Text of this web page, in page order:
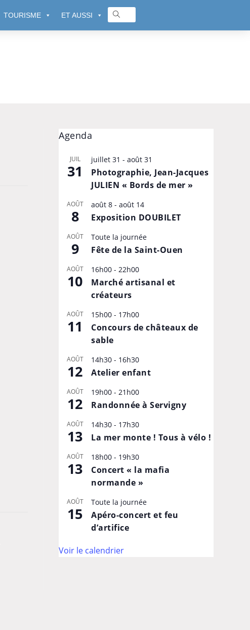
TOURISME ET AUSSI
Agenda
JUIL
31
juillet 31 - août 31
Photographie, Jean-Jacques
JULIEN « Bords de mer »
AOÛT
8
août 8 - août 14
Exposition DOUBILET
AOÛT
9
Toute la journée
Fête de la Saint-Ouen
AOÛT
10
16h00 - 22h00
Marché artisanal et
créateurs
AOÛT
11
15h00 - 17h00
Concours de châteaux de
sable
AOÛT
12
14h30 - 16h30
Atelier enfant
AOÛT
12
19h00 - 21h00
Randonnée à Servigny
AOÛT
13
14h30 - 17h30
La mer monte ! Tous à vélo !
AOÛT
13
18h00 - 19h30
Concert « la mafia
normande »
AOÛT
15
Toute la journée
Apéro-concert et feu
d’artifice
Voir le calendrier